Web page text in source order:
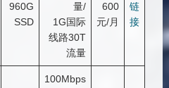
960G
SSD
量/
1G国际
线路30T
流量
600
元/月
链
接
100Mbps